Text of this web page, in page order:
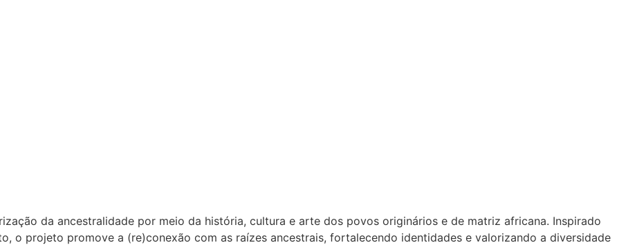
da ancestralidade por meio da história, cultura e arte dos povos originários e de matriz africana. Inspirado
o projeto promove a (re)conexão com as raízes ancestrais, fortalecendo identidades e valorizando a diversidade